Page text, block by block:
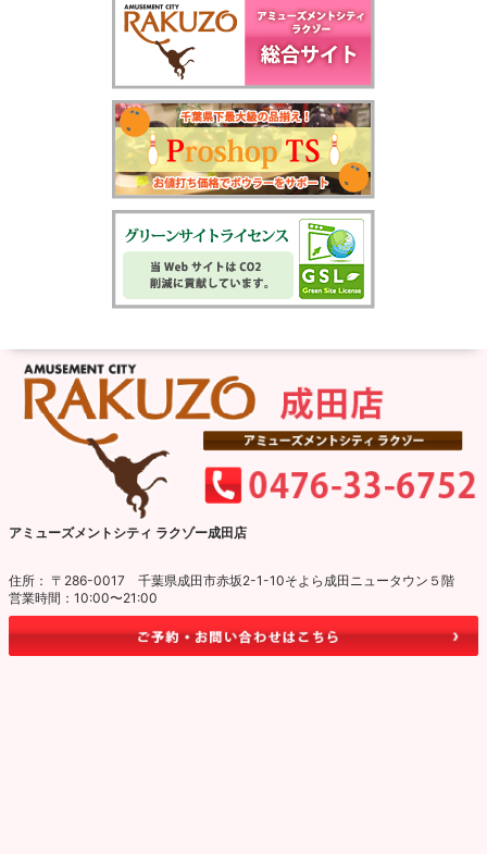
アミューズメントシティ ラクゾー成田店
住所： 〒286-0017 千葉県成田市赤坂2-1-10そよら成田ニュータウン５階
営業時間：10:00〜21:00